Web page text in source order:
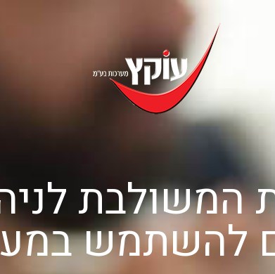
המשולבת
להשתמש